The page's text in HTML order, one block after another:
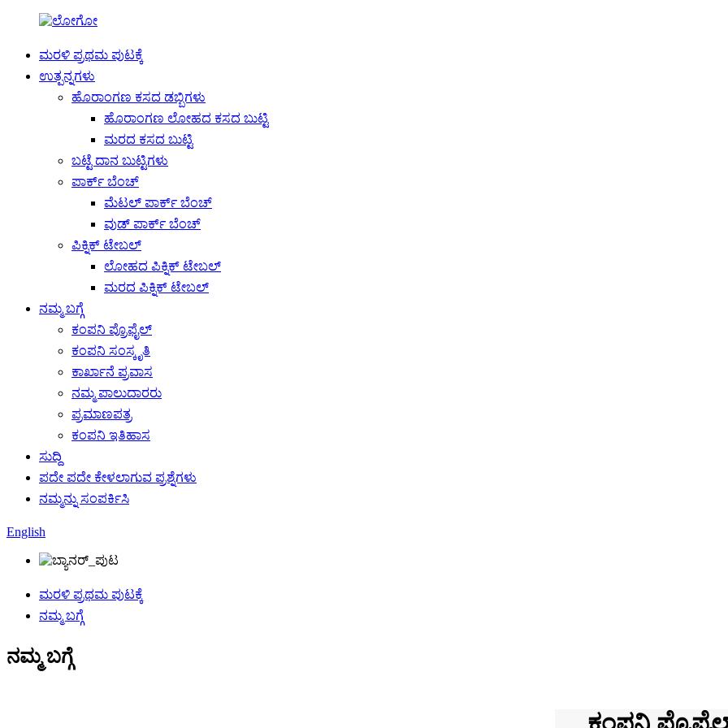
ಮರಳಿ ಪ್ರಥಮ ಪುಟಕ್ಕೆ
ಉತ್ಪನ್ನಗಳು
ಹೊರಾಂಗಣ ಕಸದ ಡಬ್ಬಿಗಳು
ಹೊರಾಂಗಣ ಲೋಹದ ಕಸದ ಬುಟ್ಟಿ
ಮರದ ಕಸದ ಬುಟ್ಟಿ
ಬಟ್ಟೆ ದಾನ ಬುಟ್ಟಿಗಳು
ಪಾರ್ಕ್ ಬೆಂಚ್
ಮೆಟಲ್ ಪಾರ್ಕ್ ಬೆಂಚ್
ವುಡ್ ಪಾರ್ಕ್ ಬೆಂಚ್
ಪಿಕ್ನಿಕ್ ಟೇಬಲ್
ಲೋಹದ ಪಿಕ್ನಿಕ್ ಟೇಬಲ್
ಮರದ ಪಿಕ್ನಿಕ್ ಟೇಬಲ್
ನಮ್ಮ ಬಗ್ಗೆ
ಕಂಪನಿ ಪ್ರೊಫೈಲ್
ಕಂಪನಿ ಸಂಸ್ಕೃತಿ
ಕಾರ್ಖಾನೆ ಪ್ರವಾಸ
ನಮ್ಮ ಪಾಲುದಾರರು
ಪ್ರಮಾಣಪತ್ರ
ಕಂಪನಿ ಇತಿಹಾಸ
ಸುದ್ದಿ
ಪದೇ ಪದೇ ಕೇಳಲಾಗುವ ಪ್ರಶ್ನೆಗಳು
ನಮ್ಮನ್ನು ಸಂಪರ್ಕಿಸಿ
English
ಮರಳಿ ಪ್ರಥಮ ಪುಟಕ್ಕೆ
ನಮ್ಮ ಬಗ್ಗೆ
ನಮ್ಮ ಬಗ್ಗೆ
ಕಂಪನಿ